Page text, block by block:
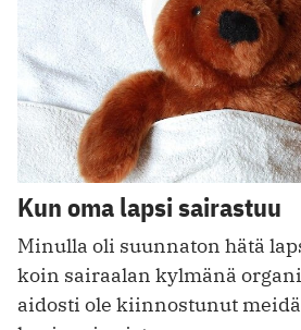
Kun oma lapsi sairastuu
Minulla oli suunnaton hätä
koin sairaalan kylmänä
aidosti ole kiinnostunut